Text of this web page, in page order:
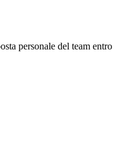
personale del team entro